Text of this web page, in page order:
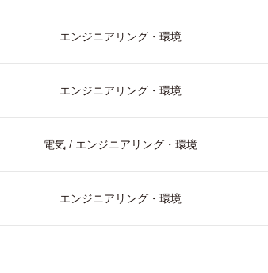
エンジニアリング・環境
エンジニアリング・環境
電気 / エンジニアリング・環境
エンジニアリング・環境